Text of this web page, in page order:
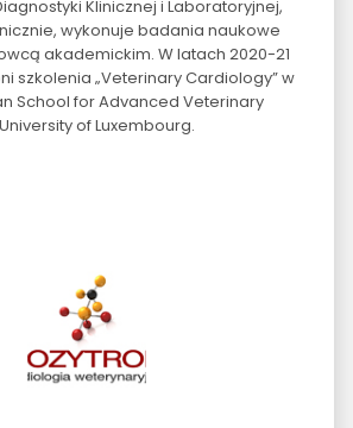
Klinicznej i Laboratoryjnej,
wykonuje badania naukowe
akademickim. W latach 2020-21
szkolenia „Veterinary Cardiology” w
School for Advanced Veterinary
of Luxembourg.